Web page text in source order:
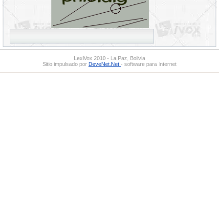
LexiVox 2010 - La Paz, Bolivia
Sitio impulsado por DeveNet.Net - software para Internet